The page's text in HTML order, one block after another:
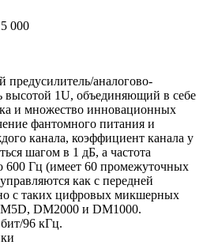
000
аналогово-
высотой 1U, объединяющий в себе
и множество инновационных
фантомного питания и
канала, коэффициент канала у
шагом в 1 дБ, а частота
600 Гц (имеет 60 промежуточных
как с передней
с таких цифровых микшерных
DM2000 и DM1000.
96 кГц.